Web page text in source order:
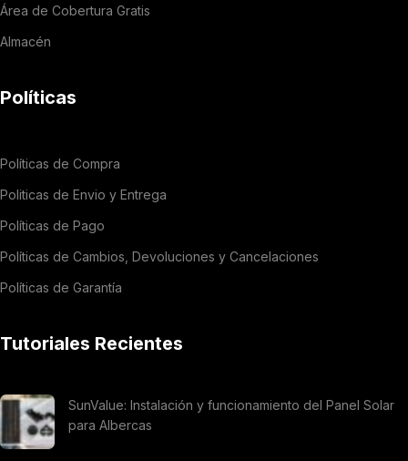
Área de Cobertura Gratis
Almacén
Políticas
Políticas de Compra
Politicas de Envio y Entrega
Políticas de Pago
Políticas de Cambios, Devoluciones y Cancelaciones
Políticas de Garantía
Tutoriales Recientes
SunValue: Instalación y funcionamiento del Panel Solar
para Albercas